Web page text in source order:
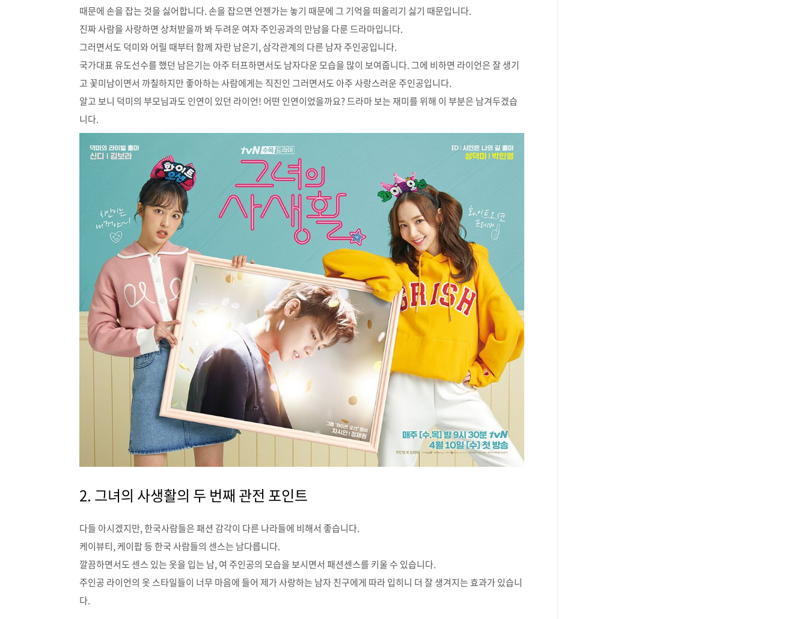
때문에 손을 잡는 것을 싫어합니다. 손을 잡으면 언젠가는 놓기 때문에 그 기억을 떠올리기 싫기 때문입니다.
진짜 사람을 사랑하면 상처받을까 봐 두려운 여자 주인공과의 만남을 다룬 드라마입니다.
그러면서도 덕미와 어릴 때부터 함께 자란 남은기, 삼각관계의 다른 남자 주인공입니다.
국가대표 유도선수를 했던 남은기는 아주 터프하면서도 남자다운 모습을 많이 보여줍니다. 그에 비하면 라이언은 잘 생기
고 꽃미남이면서 까칠하지만 좋아하는 사람에게는 직진인 그러면서도 아주 사랑스러운 주인공입니다.
알고 보니 덕미의 부모님과도 인연이 있던 라이언! 어떤 인연이었을까요? 드라마 보는 재미를 위해 이 부분은 남겨두겠습
니다.
2. 그녀의 사생활의 두 번째 관전 포인트
다들 아시겠지만, 한국사람들은 패션 감각이 다른 나라들에 비해서 좋습니다.
케이뷰티, 케이팝 등 한국 사람들의 센스는 남다릅니다.
깔끔하면서도 센스 있는 옷을 입는 남, 여 주인공의 모습을 보시면서 패션센스를 키울 수 있습니다.
주인공 라이언의 옷 스타일들이 너무 마음에 들어 제가 사랑하는 남자 친구에게 따라 입히니 더 잘 생겨지는 효과가 있습니
다.